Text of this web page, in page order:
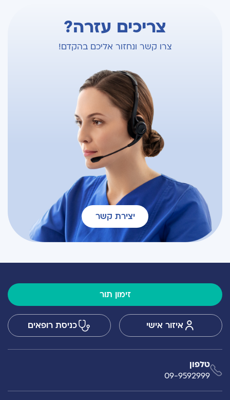
צריכים עזרה?
צרו קשר ונחזור אליכם בהקדם!
יצירת קשר
זימון תור
איזור אישי כניסת רופאים
טלפון
09-9592999